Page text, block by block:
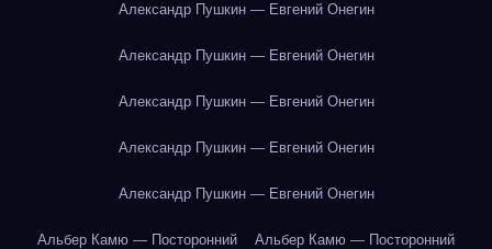
Александр Пушкин — Евгений Онегин
Александр Пушкин — Евгений Онегин
Александр Пушкин — Евгений Онегин
Александр Пушкин — Евгений Онегин
Александр Пушкин — Евгений Онегин
Альбер Камю — Посторонний Альбер Камю — Посторонний